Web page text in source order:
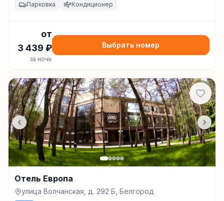
Парковка Кондиционер
от
3 439 ₽
за ночь
Выбрать номер
Отель Европа
улица Волчанская, д. 292 Б, Белгород